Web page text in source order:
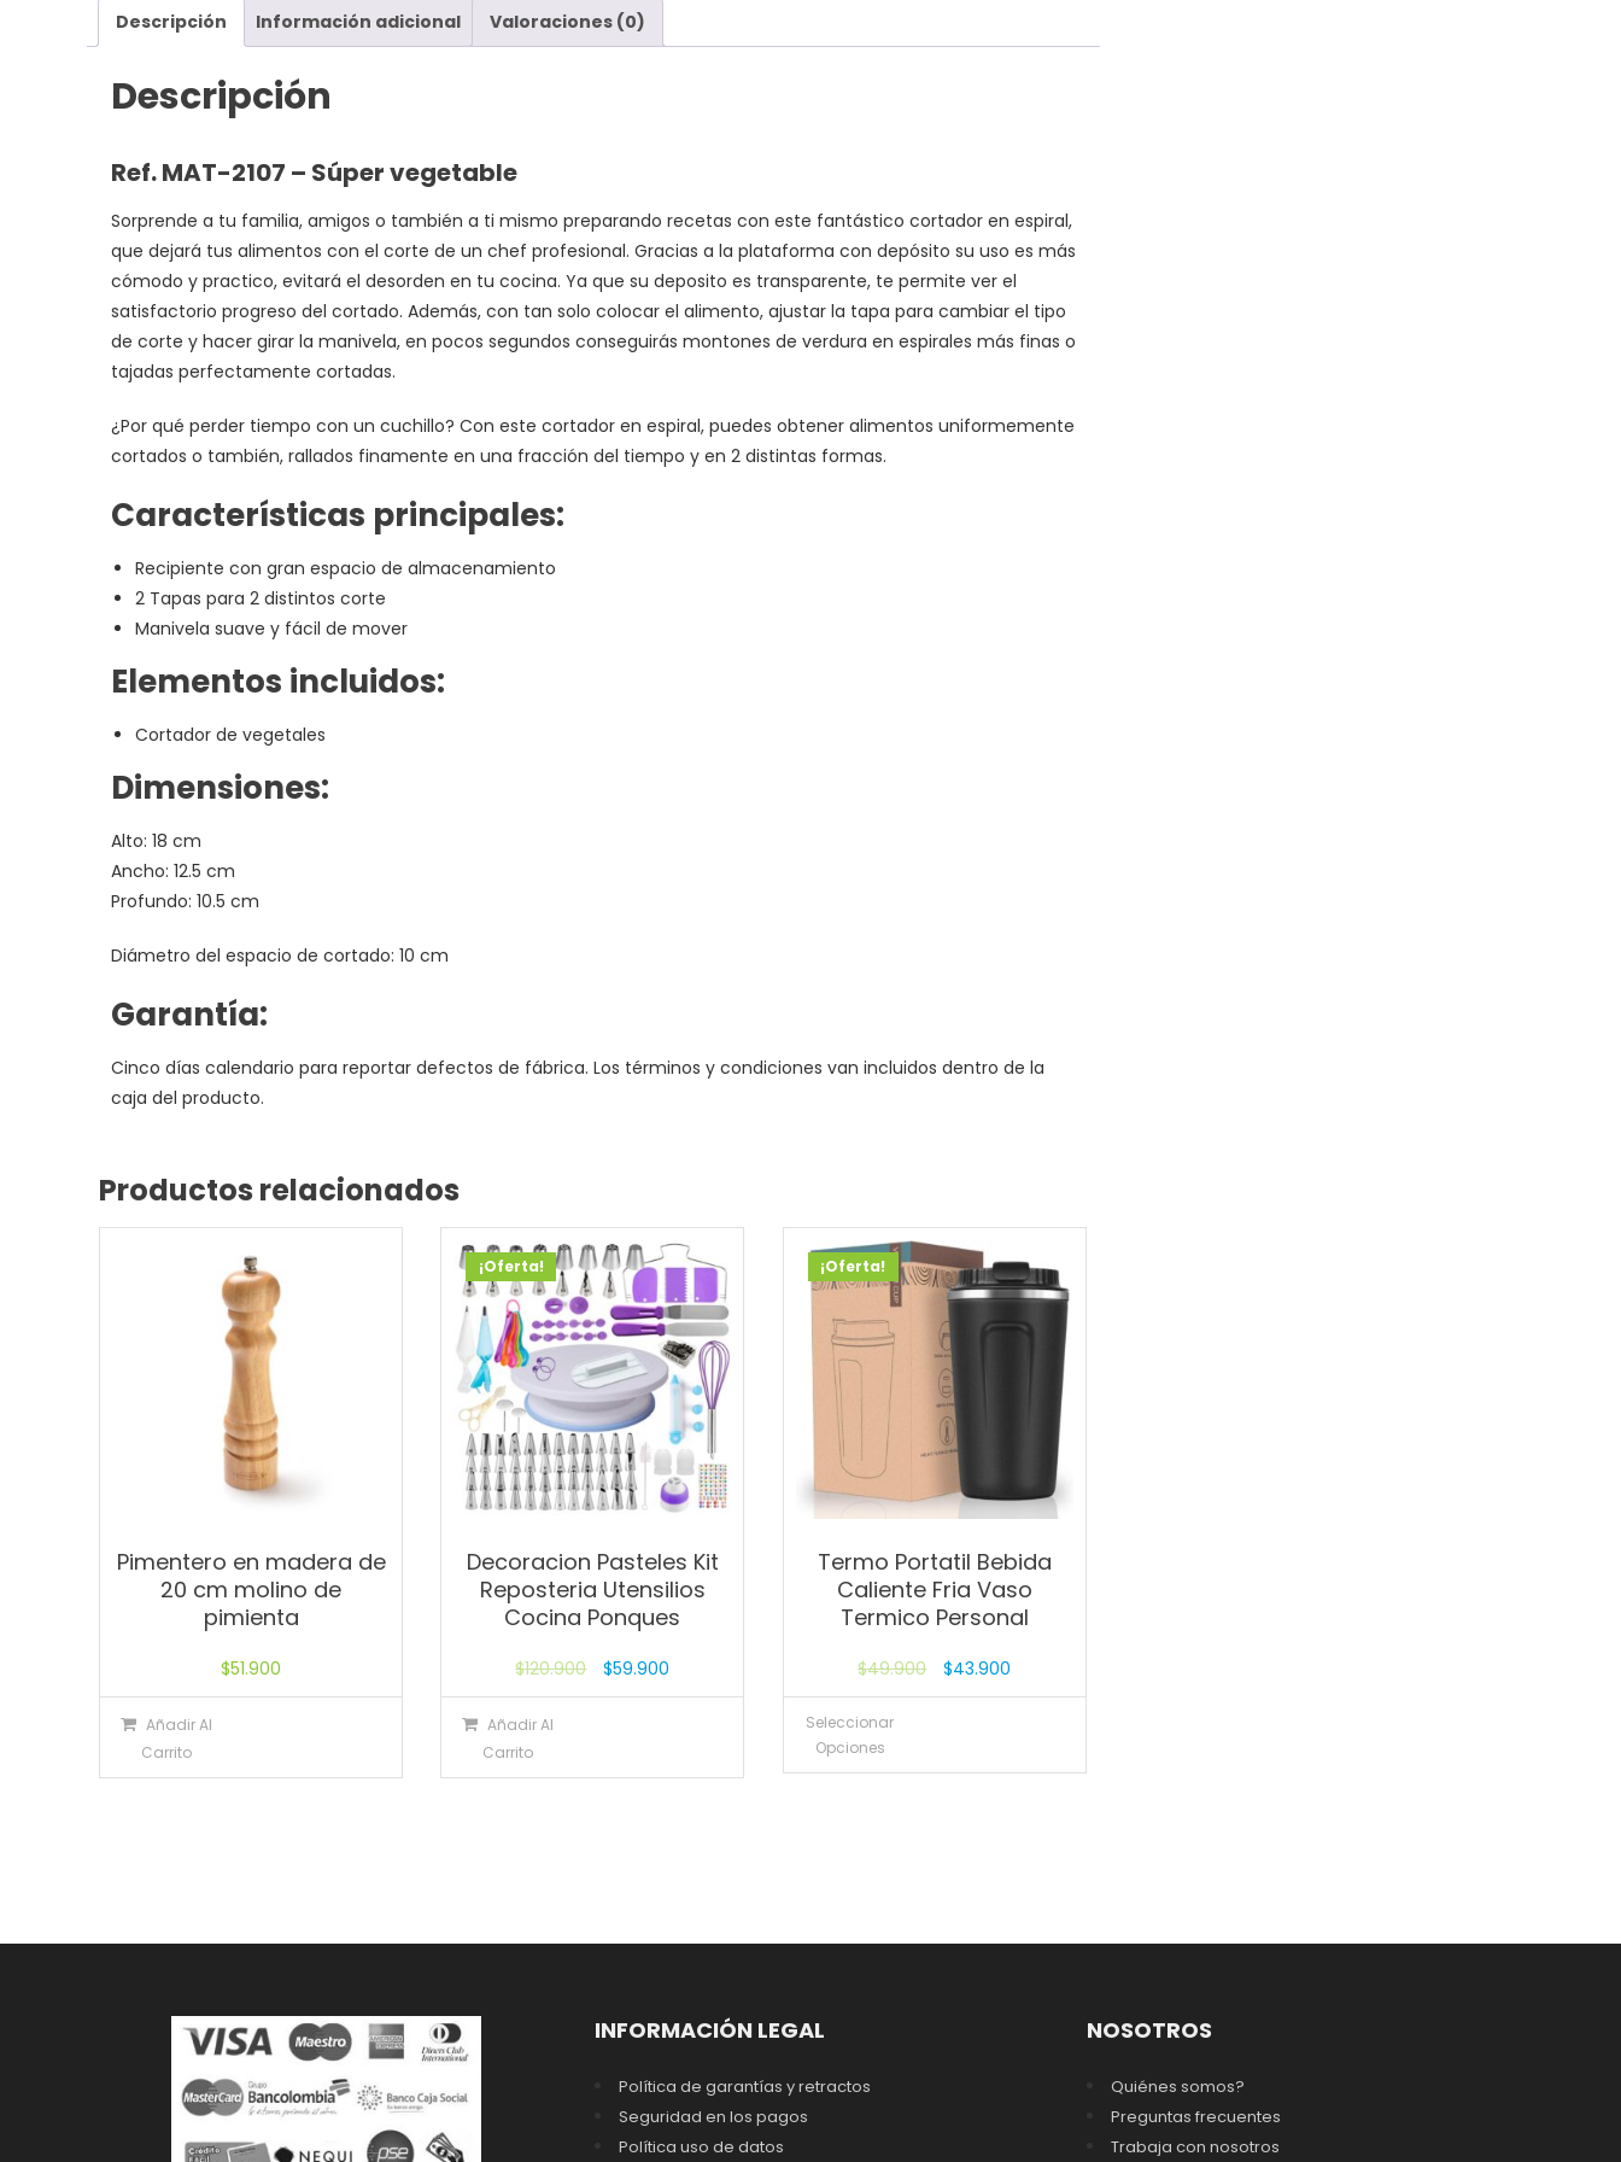
Descripción Información adicional Valoraciones (0)
Descripción
Ref. MAT-2107 – Súper vegetable
Sorprende a tu familia, amigos o también a ti mismo preparando recetas con este fantástico cortador en espiral,
que dejará tus alimentos con el corte de un chef profesional. Gracias a la plataforma con depósito su uso es más
cómodo y practico, evitará el desorden en tu cocina. Ya que su deposito es transparente, te permite ver el
satisfactorio progreso del cortado. Además, con tan solo colocar el alimento, ajustar la tapa para cambiar el tipo
de corte y hacer girar la manivela, en pocos segundos conseguirás montones de verdura en espirales más finas o
tajadas perfectamente cortadas.
¿Por qué perder tiempo con un cuchillo? Con este cortador en espiral, puedes obtener alimentos uniformemente
cortados o también, rallados finamente en una fracción del tiempo y en 2 distintas formas.
Características principales:
Recipiente con gran espacio de almacenamiento
2 Tapas para 2 distintos corte
Manivela suave y fácil de mover
Elementos incluidos:
Cortador de vegetales
Dimensiones:
Alto: 18 cm
Ancho: 12.5 cm
Profundo: 10.5 cm
Diámetro del espacio de cortado: 10 cm
Garantía:
Cinco días calendario para reportar defectos de fábrica. Los términos y condiciones van incluidos dentro de la
caja del producto.
Productos relacionados
Pimentero en madera de
20 cm molino de
pimienta
$51.900
Añadir Al
Carrito
¡Oferta!
Decoracion Pasteles Kit
Reposteria Utensilios
Cocina Ponques
$120.900 $59.900
Añadir Al
Carrito
¡Oferta!
Termo Portatil Bebida
Caliente Fria Vaso
Termico Personal
$49.900 $43.900
Seleccionar
Opciones
INFORMACIÓN LEGAL
Política de garantías y retractos
Seguridad en los pagos
Política uso de datos
NOSOTROS
Quiénes somos?
Preguntas frecuentes
Trabaja con nosotros